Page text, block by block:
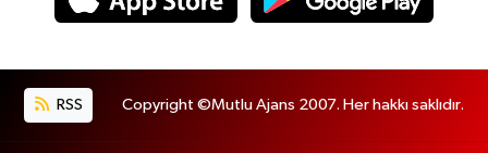
RSS Copyright ©Mutlu Ajans 2007. Her hakkı saklıdır.